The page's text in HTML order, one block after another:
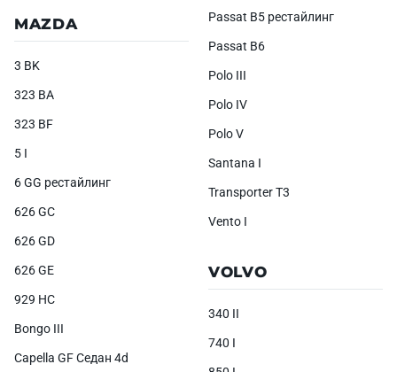
MAZDA
3 BK
323 BA
323 BF
5 I
6 GG рестайлинг
626 GC
626 GD
626 GE
929 HC
Bongo III
Capella GF Седан 4d
Passat B5 рестайлинг
Passat B6
Polo III
Polo IV
Polo V
Santana I
Transporter T3
Vento I
VOLVO
340 II
740 I